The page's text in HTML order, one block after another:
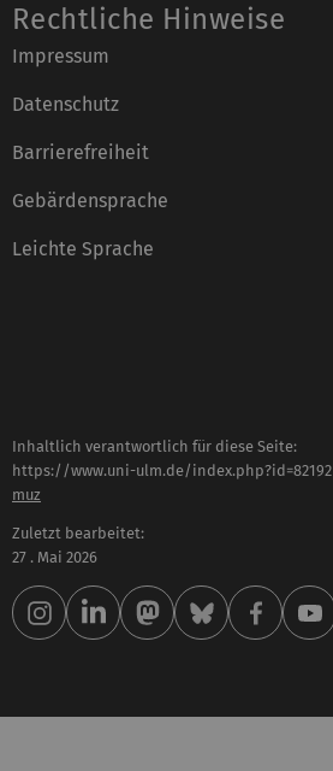
Rechtliche Hinweise
Impressum
Datenschutz
Barrierefreiheit
Gebärdensprache
Leichte Sprache
Inhaltlich verantwortlich für diese Seite:
https://www.uni-ulm.de/index.php?id=82192
muz
Zuletzt bearbeitet:
27 . Mai 2026